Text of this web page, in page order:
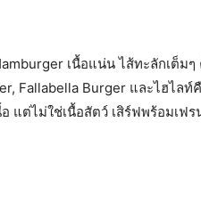
เนื้อแน่น ไส้ทะลักเต็มๆ
Fallabella Burger และไฮไลท์
แต่ไม่ใช่เนื้อสัตว์ เสิร์ฟพร้อมเฟ